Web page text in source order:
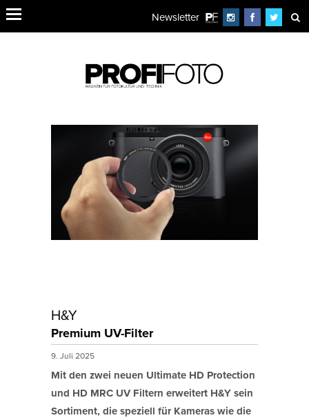
Newsletter
H&Y
Premium UV-Filter
9. Juli 2025
Mit den zwei neuen Ultimate HD Protection
und HD MRC UV Filtern erweitert H&Y sein
Sortiment, die speziell für Kameras wie die